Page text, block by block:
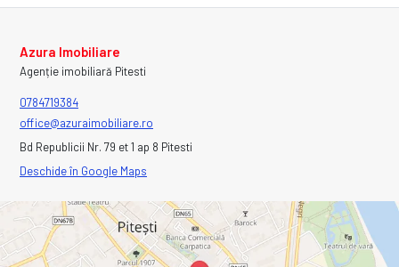
Azura Imobiliare
Agenție imobiliară Pitesti
0784719384
office@azuraimobiliare.ro
Bd Republicii Nr. 79 et 1 ap 8 Pitesti
Deschide în Google Maps